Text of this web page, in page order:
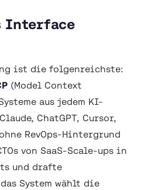
Interface
ist die folgenreichste:
(Model Context
aus jedem KI-
ChatGPT, Cursor,
RevOps-Hintergrund
von SaaS-Scale-ups in
und drafte
System wählt die